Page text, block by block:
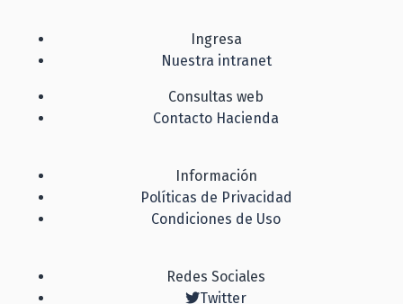
Ingresa
Nuestra intranet
Consultas web
Contacto Hacienda
Información
Políticas de Privacidad
Condiciones de Uso
Redes Sociales
Twitter